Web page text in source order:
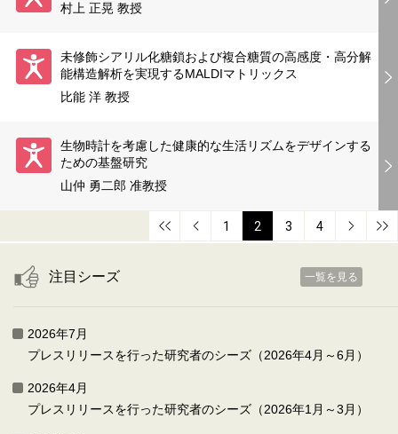
村上 正晃 教授
未修飾シアリル化糖鎖および複合糖質の高感度・高分解
能構造解析を実現するMALDIマトリックス
比能 洋 教授
生物時計を考慮した健康的な生活リズムをデザインする
ための基盤研究
山仲 勇二郎 准教授
1 2 3 4
注目シーズ 一覧を見る
2026年7月
プレスリリースを行った研究者のシーズ（2026年4月～6月）
2026年4月
プレスリリースを行った研究者のシーズ（2026年1月～3月）